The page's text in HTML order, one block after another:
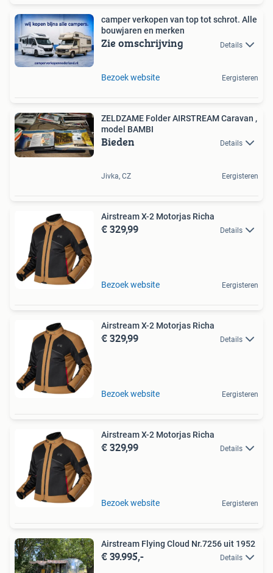
camper verkopen van top tot schrot. Alle
bouwjaren en merken
Zie omschrijving Details
Bezoek website Eergisteren
ZELDZAME Folder AIRSTREAM Caravan ,
model BAMBI
Bieden Details
Jivka, CZ Eergisteren
Airstream X-2 Motorjas Richa
€ 329,99 Details
Bezoek website Eergisteren
Airstream X-2 Motorjas Richa
€ 329,99 Details
Bezoek website Eergisteren
Airstream X-2 Motorjas Richa
€ 329,99 Details
Bezoek website Eergisteren
Airstream Flying Cloud Nr.7256 uit 1952
€ 39.995,- Details